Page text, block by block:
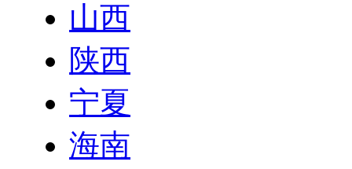
山西
陕西
宁夏
海南